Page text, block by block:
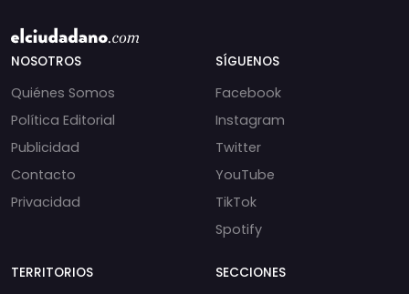
NOSOTROS
Quiénes Somos
Política Editorial
Publicidad
Contacto
Privacidad
SÍGUENOS
Facebook
Instagram
Twitter
YouTube
TikTok
Spotify
TERRITORIOS SECCIONES